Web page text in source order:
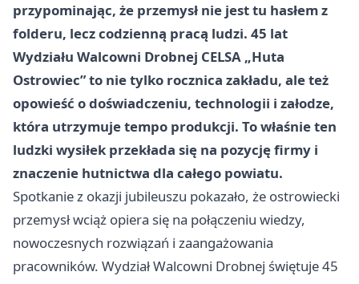
przypominając, że przemysł nie jest tu hasłem z
folderu, lecz codzienną pracą ludzi. 45 lat
Wydziału Walcowni Drobnej CELSA „Huta
Ostrowiec” to nie tylko rocznica zakładu, ale też
opowieść o doświadczeniu, technologii i załodze,
która utrzymuje tempo produkcji. To właśnie ten
ludzki wysiłek przekłada się na pozycję firmy i
znaczenie hutnictwa dla całego powiatu.
Spotkanie z okazji jubileuszu pokazało, że ostrowiecki
przemysł wciąż opiera się na połączeniu wiedzy,
nowoczesnych rozwiązań i zaangażowania
pracowników. Wydział Walcowni Drobnej świętuje 45